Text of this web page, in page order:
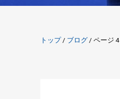
トップ/ ブログ / ページ 4